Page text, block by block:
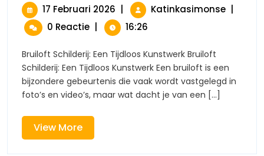
Een
Tijdloze
Herinnering
17 Februari 2026 17
Februari
2026
| KatinkasimonsePrachtig
|
0 Reactie | 16:26
Bruiloft Schilderij: Een Tijdloos Kunstwerk Bruiloft
Schilderij: Een Tijdloos Kunstwerk Een bruiloft is een
bijzondere gebeurtenis die vaak wordt vastgelegd in
foto’s en video’s, maar wat dacht je van een [...]
View MoreView
More